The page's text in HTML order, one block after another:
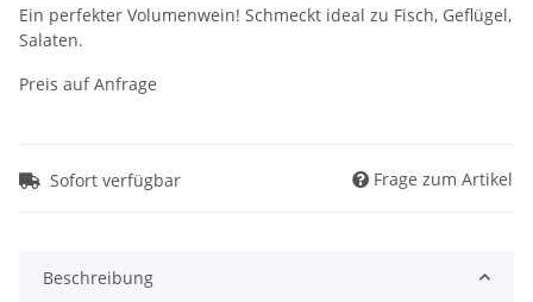
Ein perfekter Volumenwein! Schmeckt ideal zu Fisch, Geflügel,
Salaten.
Preis auf Anfrage
Sofort verfügbar Frage zum Artikel
Beschreibung